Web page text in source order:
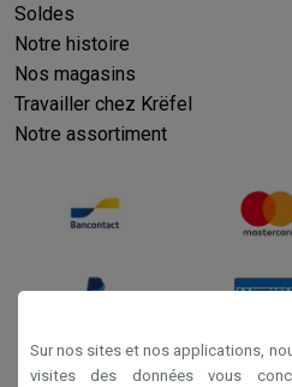
Soldes
Notre histoire
Nos magasins
Travailler chez Krëfel
Notre assortiment
Sur nos sites et nos applications,
visites des données vous